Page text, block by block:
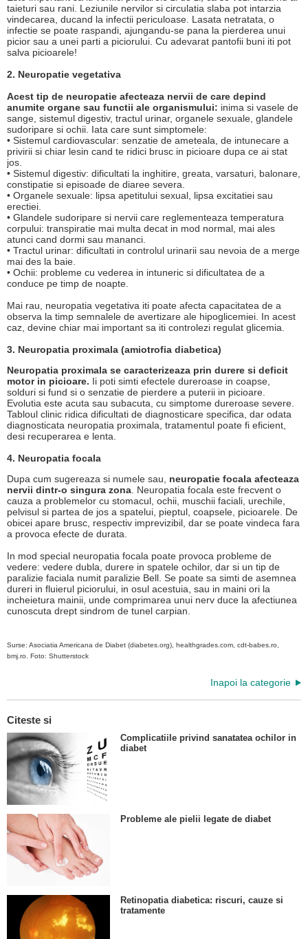
taieturi sau rani. Leziunile nervilor si circulatia slaba pot intarzia
vindecarea, ducand la infectii periculoase. Lasata netratata, o
infectie se poate raspandi, ajungandu-se pana la pierderea unui
picior sau a unei parti a piciorului. Cu adevarat pantofii buni iti pot
salva picioarele!
2. Neuropatie vegetativa
Acest tip de neuropatie afecteaza nervii de care depind
anumite organe sau functii ale organismului: inima si vasele de
sange, sistemul digestiv, tractul urinar, organele sexuale, glandele
sudoripare si ochii. Iata care sunt simptomele:
• Sistemul cardiovascular: senzatie de ameteala, de intunecare a
privirii si chiar lesin cand te ridici brusc in picioare dupa ce ai stat
jos.
• Sistemul digestiv: dificultati la inghitire, greata, varsaturi, balonare,
constipatie si episoade de diaree severa.
• Organele sexuale: lipsa apetitului sexual, lipsa excitatiei sau
erectiei.
• Glandele sudoripare si nervii care reglementeaza temperatura
corpului: transpiratie mai multa decat in mod normal, mai ales
atunci cand dormi sau mananci.
• Tractul urinar: dificultati in controlul urinarii sau nevoia de a merge
mai des la baie.
• Ochii: probleme cu vederea in intuneric si dificultatea de a
conduce pe timp de noapte.
Mai rau, neuropatia vegetativa iti poate afecta capacitatea de a
observa la timp semnalele de avertizare ale hipoglicemiei. In acest
caz, devine chiar mai important sa iti controlezi regulat glicemia.
3. Neuropatia proximala (amiotrofia diabetica)
Neuropatia proximala se caracterizeaza prin durere si deficit
motor in picioare. Ii poti simti efectele dureroase in coapse,
solduri si fund si o senzatie de pierdere a puterii in picioare.
Evolutia este acuta sau subacuta, cu simptome dureroase severe.
Tabloul clinic ridica dificultati de diagnosticare specifica, dar odata
diagnosticata neuropatia proximala, tratamentul poate fi eficient,
desi recuperarea e lenta.
4. Neuropatia focala
Dupa cum sugereaza si numele sau, neuropatie focala afecteaza
nervii dintr-o singura zona . Neuropatia focala este frecvent o
cauza a problemelor cu stomacul, ochii, muschii faciali, urechile,
pelvisul si partea de jos a spatelui, pieptul, coapsele, picioarele. De
obicei apare brusc, respectiv imprevizibil, dar se poate vindeca fara
a provoca efecte de durata.
In mod special neuropatia focala poate provoca probleme de
vedere: vedere dubla, durere in spatele ochilor, dar si un tip de
paralizie faciala numit paralizie Bell. Se poate sa simti de asemnea
dureri in fluierul piciorului, in osul acestuia, sau in maini ori la
incheietura mainii, unde comprimarea unui nerv duce la afectiunea
cunoscuta drept sindrom de tunel carpian.
Surse: Asociatia Americana de Diabet (diabetes.org), healthgrades.com, cdt-babes.ro,
bmj.ro. Foto: Shutterstock
Inapoi la categorie
Citeste si
Complicatiile privind sanatatea ochilor in
diabet
Probleme ale pielii legate de diabet
Retinopatia diabetica: riscuri, cauze si
tratamente